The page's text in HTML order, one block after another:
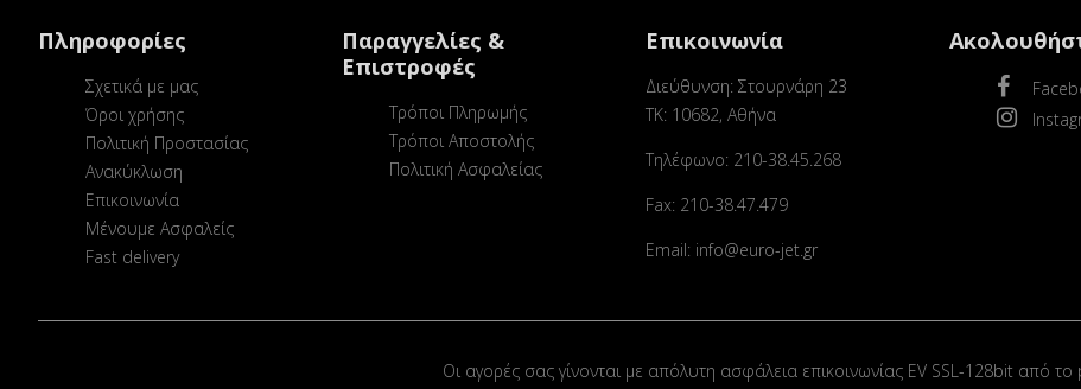
Πληροφορίες
Σχετικά με μας
Όροι χρήσης
Πολιτική Προστασίας
Ανακύκλωση
Επικοινωνία
Μένουμε Ασφαλείς
Fast delivery
Παραγγελίες &
Επιστροφές
Τρόποι Πληρωμής
Τρόποι Αποστολής
Πολιτική Ασφαλείας
Επικοινωνία
Διεύθυνση: Στουρνάρη 23
ΤΚ: 10682, Αθήνα
Τηλέφωνο: 210-38.45.268
Fax: 210-38.47.479
Email: info@euro-jet.gr
Οι αγορές σας γίνονται με απόλυτη ασφάλεια επικοινωνίας EV SSL-128bit από